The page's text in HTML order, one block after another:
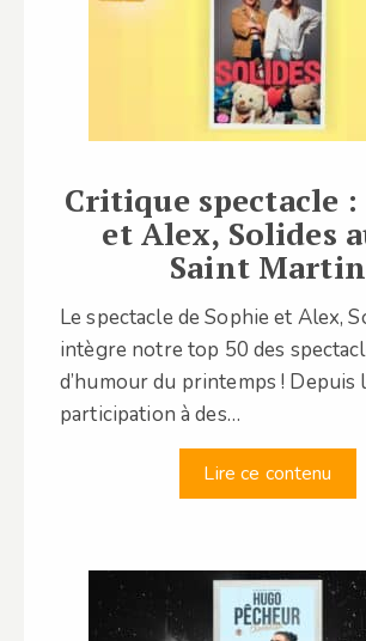
Critique spectacle :
et Alex, Solides
Saint Martin
Le spectacle de Sophie et Alex,
intègre notre top 50 des
d’humour du printemps ! Depuis
participation à des…
Lire ce contenu